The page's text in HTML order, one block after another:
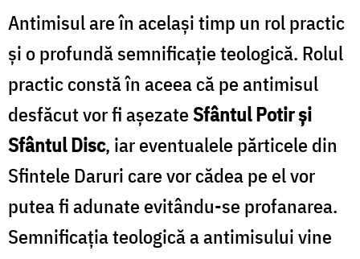
Antimisul are în același timp un rol practic
și o profundă semnificație teologică. Rolul
practic constă în aceea că pe antimisul
desfăcut vor fi așezateSfântul Potir și
Sfântul Disc, iar eventualele părticele din
Sfintele Daruri care vor cădea pe el vor
putea fi adunate evitându-se profanarea.
Semnificația teologică a antimisului vine